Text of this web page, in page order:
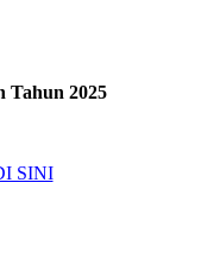
Tahun 2025
SINI